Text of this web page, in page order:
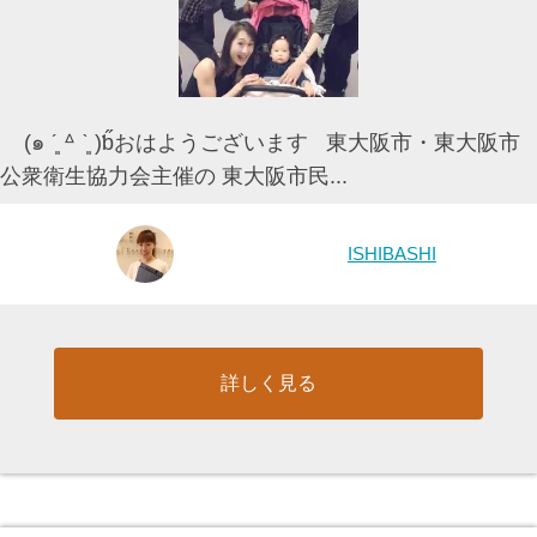
(๑ ˊ͈ ᐞ ˋ͈ )ƅ̋おはようございます 東大阪市・東大阪市
公衆衛生協力会主催の 東大阪市民...
ISHIBASHI
詳しく見る